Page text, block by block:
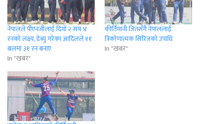
नेपालले पीएनजीलाई दियाे २ सय ४
रनकाे लक्ष्य, डेब्यु गरेका आदिलले ११
बलमा ३१ रन बनाए
In "खबर"
कीर्तिमानी जितसँगै नेपाललाई
त्रिकोणात्मक सिरिजको उपाधि
In "खबर"